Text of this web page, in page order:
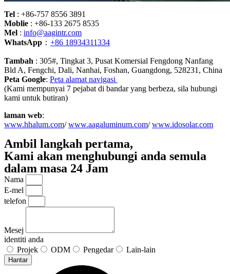
Tel : +86-757 8556 3891
Moblie : +86-133 2675 8535
Mel : info@aagintr.com
WhatsApp ： +86 18934311334
Tambah : 305#, Tingkat 3, Pusat Komersial Fengdong Nanfang
Bld A, Fengchi, Dali, Nanhai, Foshan, Guangdong, 528231, China
Peta Google: Peta alamat navigasi
(Kami mempunyai 7 pejabat di bandar yang berbeza, sila hubungi
kami untuk butiran)
laman web:
www.hhalum.com/www.aagaluminum.com/www.idosolar.com
Ambil langkah pertama,
Kami akan menghubungi anda semula
dalam masa 24 Jam
Nama
E-mel
telefon
Mesej
identiti anda
Projek
ODM Pengedar Lain-lain
Hantar